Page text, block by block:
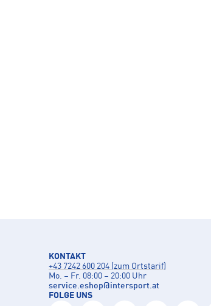
KONTAKT
+43 7242 600 204 (zum Ortstarif)
Mo. – Fr. 08:00 – 20:00 Uhr
service.eshop@intersport.at
FOLGE UNS